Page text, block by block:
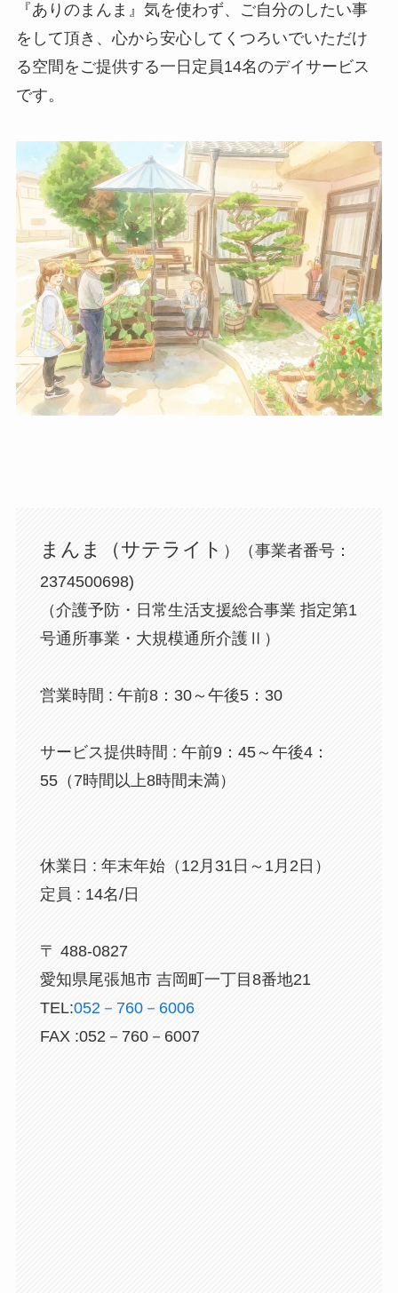
『ありのまんま』気を使わず、ご自分のしたい事
をして頂き、心から安心してくつろいでいただけ
る空間をご提供する一日定員14名のデイサービス
です。
まんま（サテライト ）（事業者番号：
2374500698)
（介護予防・日常生活支援総合事業 指定第1
号通所事業・大規模通所介護Ⅱ）
営業時間 : 午前8：30～午後5：30
サービス提供時間 : 午前9：45～午後4：
55（7時間以上8時間未満）
休業日 : 年末年始（12月31日～1月2日）
定員 : 14名/日
〒 488-0827
愛知県尾張旭市 吉岡町一丁目8番地21
TEL:052－760－6006
FAX :052－760－6007